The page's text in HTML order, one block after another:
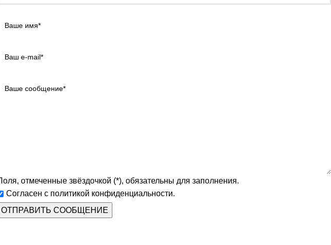
отмеченные звёздочкой (*), обязательны для заполнения.
Согласен с политикой конфиденциальности.